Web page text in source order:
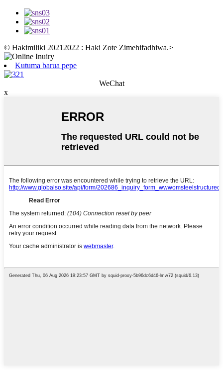
© Hakimiliki 20212022 : Haki Zote Zimehifadhiwa.>
Kutuma barua pepe
WeChat
x